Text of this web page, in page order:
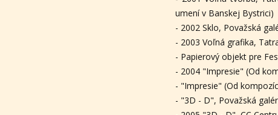
umení v Banskej Bystrici)
- 2002 Sklo, Považská
- 2003 Voľná grafika,
- Papierový objekt pre
- 2004 "Impresie" (Od
- "Impresie" (Od
- "3D - D", Považská